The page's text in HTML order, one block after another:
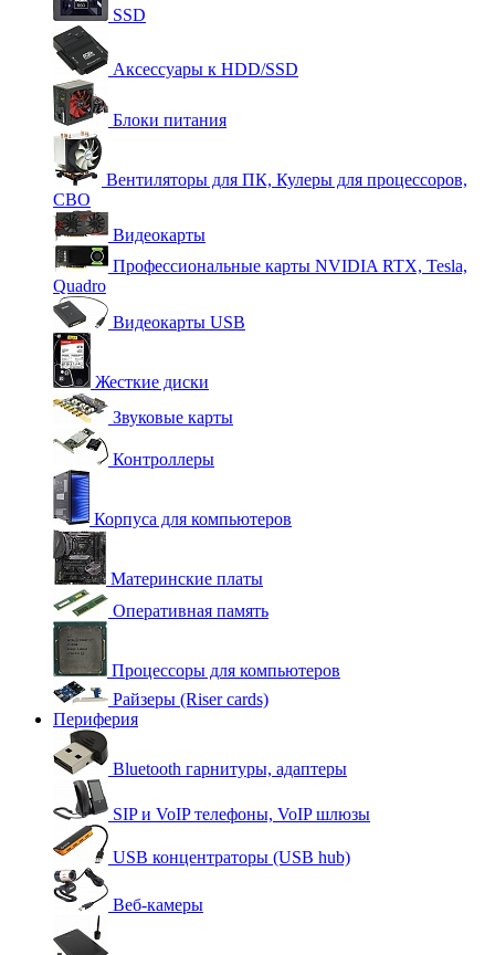
SSD
Аксессуары к HDD/SSD
Блоки питания
Вентиляторы для ПК, Кулеры для процессоров,
СВО
Видеокарты
Профессиональные карты NVIDIA RTX, Tesla,
Quadro
Видеокарты USB
Жесткие диски
Звуковые карты
Контроллеры
Корпуса для компьютеров
Материнские платы
Оперативная память
Процессоры для компьютеров
Райзеры (Riser cards)
Периферия
Bluetooth гарнитуры, адаптеры
SIP и VoIP телефоны, VoIP шлюзы
USB концентраторы (USB hub)
Веб-камеры